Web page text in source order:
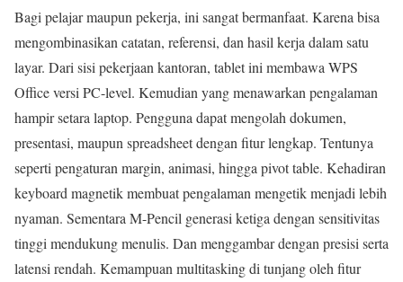
Bagi pelajar maupun pekerja, ini sangat bermanfaat. Karena bisa
mengombinasikan catatan, referensi, dan hasil kerja dalam satu
layar. Dari sisi pekerjaan kantoran, tablet ini membawa WPS
Office versi PC-level. Kemudian yang menawarkan pengalaman
hampir setara laptop. Pengguna dapat mengolah dokumen,
presentasi, maupun spreadsheet dengan fitur lengkap. Tentunya
seperti pengaturan margin, animasi, hingga pivot table. Kehadiran
keyboard magnetik membuat pengalaman mengetik menjadi lebih
nyaman. Sementara M-Pencil generasi ketiga dengan sensitivitas
tinggi mendukung menulis. Dan menggambar dengan presisi serta
latensi rendah. Kemampuan multitasking di tunjang oleh fitur